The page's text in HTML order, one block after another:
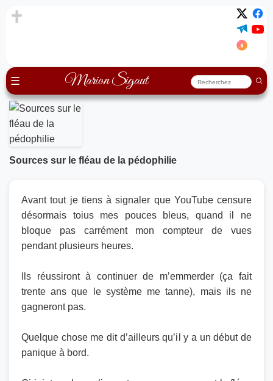
☰ Marion Sigaut
Sources sur le fléau de la pédophilie
Avant tout je tiens à signaler que YouTube censure
désormais toius mes pouces bleus, quand il ne
bloque pas carrément mon compteur de vues
pendant plusieurs heures.
Ils réussiront à continuer de m’emmerder (ça fait
trente ans que le système me tanne), mais ils ne
gagneront pas.
Quelque chose me dit d’ailleurs qu’il y a un début de
panique à bord.